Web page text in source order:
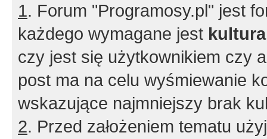
1. Forum "Programosy.pl" jest
każdego wymagane jest
czy jest się użytkownikiem czy
post ma na celu wyśmiewanie
wskazujące najmniejszy brak
2. Przed założeniem tematu